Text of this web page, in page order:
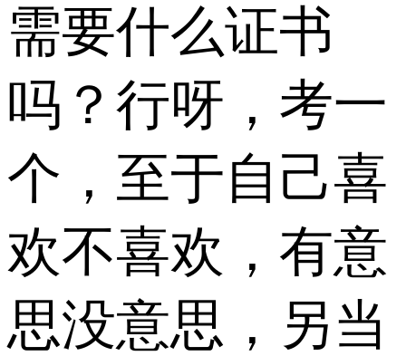
需要什么证书
吗？行呀，考一
个，至于自己喜
欢不喜欢，有意
思没意思，另当